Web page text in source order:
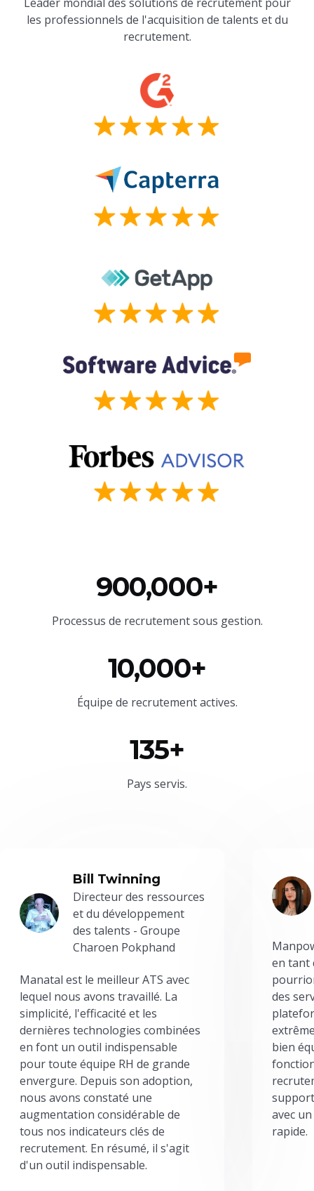
les professionnels de l'acquisition de talents et du
recrutement.
900,000+
Processus de recrutement sous gestion.
10,000+
Équipe de recrutement actives.
135+
Pays servis.
Bill Twinning
Directeur des ressources
et du développement
des talents - Groupe
Charoen Pokphand
Manatal est le meilleur ATS avec
lequel nous avons travaillé. La
simplicité, l'efficacité et les
dernières technologies combinées
en font un outil indispensable
pour toute équipe RH de grande
envergure. Depuis son adoption,
nous avons constaté une
augmentation considérable de
tous nos indicateurs clés de
recrutement. En résumé, il s'agit
d'un outil indispensable.
en tant
des
bien
avec
rapide.